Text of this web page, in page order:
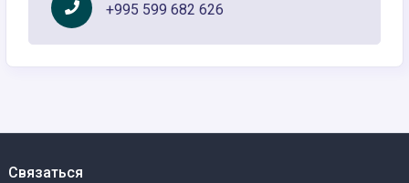
+995 599 682 626
Связаться